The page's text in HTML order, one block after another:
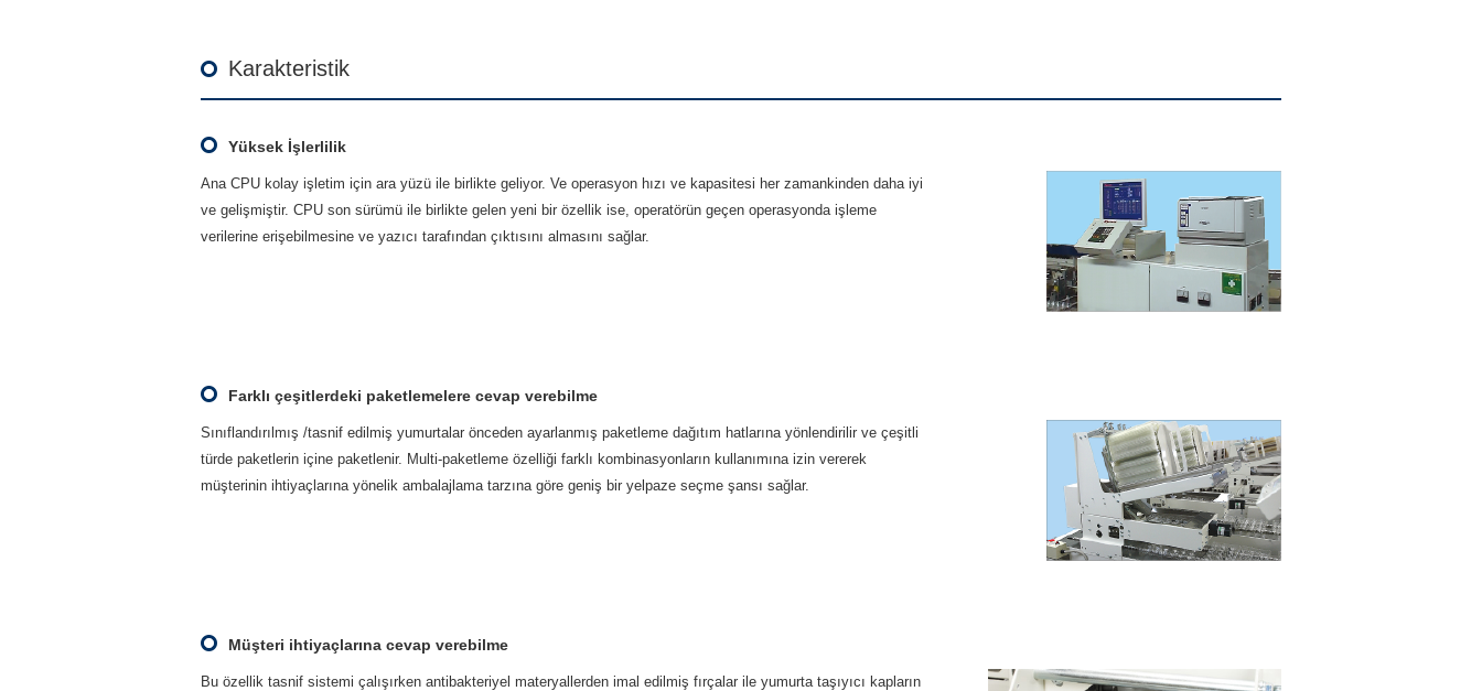
Karakteristik
Yüksek İşlerlilik
Ana CPU kolay işletim için ara yüzü ile birlikte geliyor. Ve operasyon hızı ve kapasitesi her zamankinden daha iyi
ve gelişmiştir. CPU son sürümü ile birlikte gelen yeni bir özellik ise, operatörün geçen operasyonda işleme
verilerine erişebilmesine ve yazıcı tarafından çıktısını almasını sağlar.
Farklı çeşitlerdeki paketlemelere cevap verebilme
Sınıflandırılmış /tasnif edilmiş yumurtalar önceden ayarlanmış paketleme dağıtım hatlarına yönlendirilir ve çeşitli
türde paketlerin içine paketlenir. Multi-paketleme özelliği farklı kombinasyonların kullanımına izin vererek
müşterinin ihtiyaçlarına yönelik ambalajlama tarzına göre geniş bir yelpaze seçme şansı sağlar.
Müşteri ihtiyaçlarına cevap verebilme
Bu özellik tasnif sistemi çalışırken antibakteriyel materyallerden imal edilmiş fırçalar ile yumurta taşıyıcı kapların